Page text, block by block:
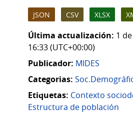
JSON CSV XLSX
Última actualización: 1
16:33 (UTC+00:00)
Publicador: MIDES
Categorias:
Etiquetas: Contexto
Estructura de población